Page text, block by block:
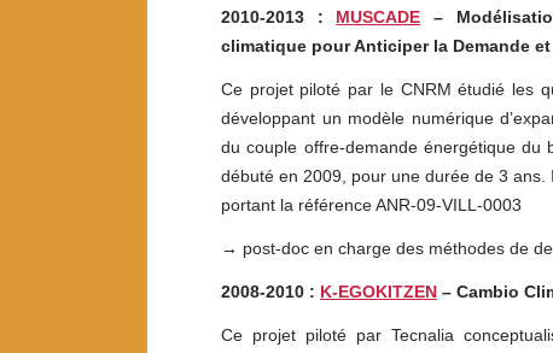
2010-2013 : MUSCADE – M
climatique pour Anticiper la Demande
Ce projet piloté par le CNRM étudié les
développant un modèle numérique
du couple offre-demande énergétique du
débuté en 2009, pour une durée de 3 ans.
portant la référence ANR-09-VILL-0003
→ post-doc en charge des méthodes de
2008-2010 : K-EGOKITZEN – Cambio
Ce projet piloté par Tecnalia